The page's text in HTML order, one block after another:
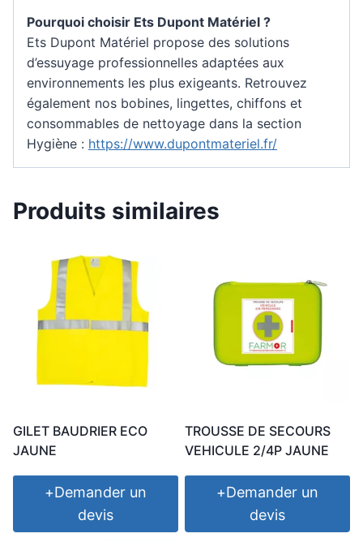
Pourquoi choisir Ets Dupont Matériel ?
Ets Dupont Matériel propose des solutions
d’essuyage professionnelles adaptées aux
environnements les plus exigeants. Retrouvez
également nos bobines, lingettes, chiffons et
consommables de nettoyage dans la section
Hygiène : https://www.dupontmateriel.fr/
Produits similaires
GILET BAUDRIER ECO
JAUNE
+Demander un
devis
TROUSSE DE SECOURS
VEHICULE 2/4P JAUNE
+Demander un
devis